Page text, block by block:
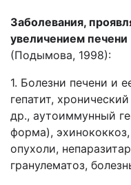
Заболевания,
увеличением печени
(Подымова, 1998):
1. Болезни печени и
гепатит,
др., аутоиммунный
форма),
опухоли,
гранулематоз,